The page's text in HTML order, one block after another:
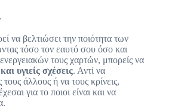
να βελτιώσει την ποιότητα των
τόσο τον εαυτό σου όσο και
τους χαρτών, μπορείς να
υγιείς σχέσεις. Αντί να
άλλους ή να τους κρίνεις,
για το ποιοι είναι και να